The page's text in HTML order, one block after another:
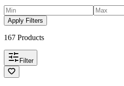
Apply Filters
167 Products
Filter